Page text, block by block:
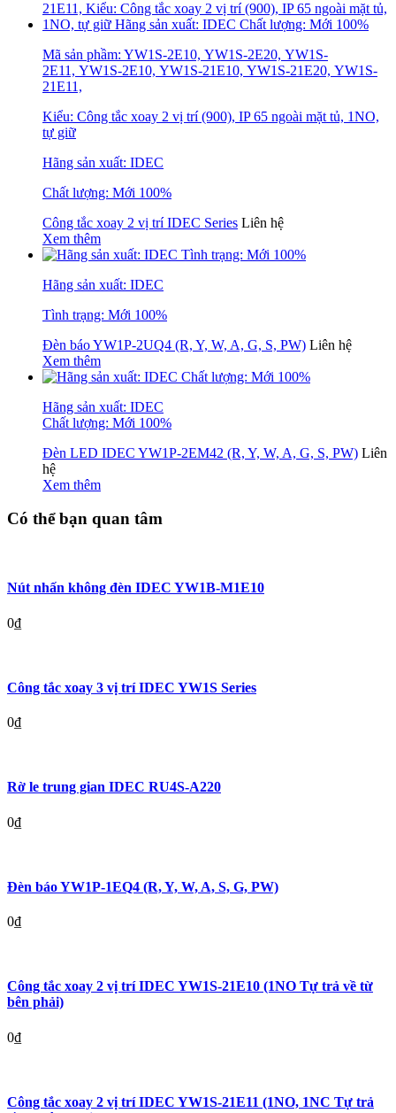
Mã sản phầm: YW1S-2E10, YW1S-2E20, YW1S-
2E11, YW1S-2E10, YW1S-21E10, YW1S-21E20, YW1S-
21E11,
Kiểu: Công tắc xoay 2 vị trí (900), IP 65 ngoài mặt tủ, 1NO,
tự giữ
Hãng sản xuất: IDEC
Chất lượng: Mới 100%
Công tắc xoay 2 vị trí IDEC Series Liên hệ
Xem thêm
Hãng sản xuất: IDEC
Tình trạng: Mới 100%
Đèn báo YW1P-2UQ4 (R, Y, W, A, G, S, PW) Liên hệ
Xem thêm
Hãng sản xuất: IDEC
Chất lượng: Mới 100%
Đèn LED IDEC YW1P-2EM42 (R, Y, W, A, G, S, PW) Liên
hệ
Xem thêm
Có thể bạn quan tâm
Nút nhấn không đèn IDEC YW1B-M1E10
0₫
Công tắc xoay 3 vị trí IDEC YW1S Series
0₫
Rờ le trung gian IDEC RU4S-A220
0₫
Đèn báo YW1P-1EQ4 (R, Y, W, A, S, G, PW)
0₫
Công tắc xoay 2 vị trí IDEC YW1S-21E10 (1NO Tự trả về từ
bên phải)
0₫
Công tắc xoay 2 vị trí IDEC YW1S-21E11 (1NO, 1NC Tự trả